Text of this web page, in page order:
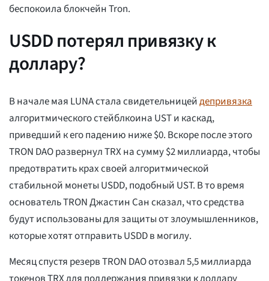
беспокоила блокчейн Tron.
USDD потерял привязку к
доллару?
В начале мая LUNA стала свидетельницейдепривязка
алгоритмического стейблкоина UST и каскад,
приведший к его падению ниже $0. Вскоре после этого
TRON DAO развернул TRX на сумму $2 миллиарда, чтобы
предотвратить крах своей алгоритмической
стабильной монеты USDD, подобный UST. В то время
основатель TRON Джастин Сан сказал, что средства
будут использованы для защиты от злоумышленников,
которые хотят отправить USDD в могилу.
Месяц спустя резерв TRON DAO отозвал 5,5 миллиарда